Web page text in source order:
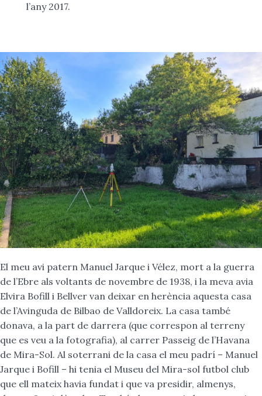
l’any 2017.
El meu avi patern Manuel Jarque i Vélez, mort a la guerra
de l’Ebre als voltants de novembre de 1938, i la meva avia
Elvira Bofill i Bellver van deixar en herència aquesta casa
de l’Avinguda de Bilbao de Valldoreix. La casa també
donava, a la part de darrera (que correspon al terreny
que es veu a la fotografia), al carrer Passeig de l’Havana
de Mira-Sol. Al soterrani de la casa el meu padrí – Manuel
Jarque i Bofill – hi tenia el Museu del Mira-sol futbol club
que ell mateix havia fundat i que va presidir, almenys,